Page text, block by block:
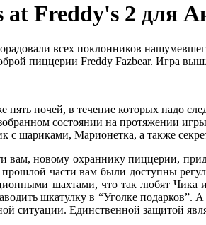
at Freddy's 2 для
всех поклонников
пиццерии Freddy Fazbear. Игра
пять ночей, в течение которых надо
состоянии на протяжении
с шариками, Марионетка, а также
вам, новому охраннику пиццерии,
части вам были доступны
шахтами, что так любят Чика
шкатулку в “Уголке
ситуации. Единственной защитой